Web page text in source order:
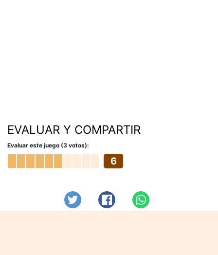
EVALUAR Y COMPARTIR
Evaluar este juego (3 votos):
6